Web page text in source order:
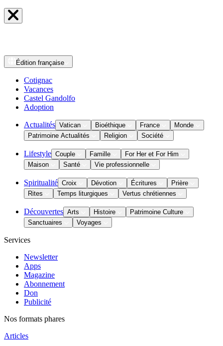
Édition française
Cotignac
Vacances
Castel Gandolfo
Adoption
Actualités Vatican Bioéthique France
Monde
Patrimoine Actualités
Religion Société
Lifestyle Couple Famille
For Her et For Him
Maison
Santé Vie professionnelle
Spiritualité Croix Dévotion Écritures
Prière
Rites
Temps liturgiques Vertus chrétiennes
Découvertes Arts Histoire
Patrimoine Culture
Sanctuaires
Voyages
Services
Newsletter
Apps
Magazine
Abonnement
Don
Publicité
Nos formats phares
Articles